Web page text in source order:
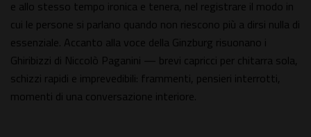
e allo stesso tempo ironica e tenera, nel registrare il modo in
cui le persone si parlano quando non riescono più a dirsi nulla di
essenziale. Accanto alla voce della Ginzburg risuonano i
Ghiribizzi di Niccolò Paganini — brevi capricci per chitarra sola,
schizzi rapidi e imprevedibili: frammenti, pensieri interrotti,
momenti di una conversazione interiore.